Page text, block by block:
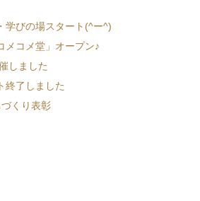
学びの場スタート(^ー^)
メコメ堂」オープン♪
しました
終了しました
くり表彰